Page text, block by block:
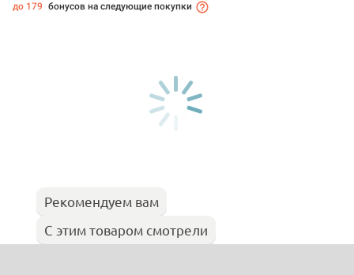
до 179 бонусов на следующие покупки
Рекомендуем вам
С этим товаром смотрели